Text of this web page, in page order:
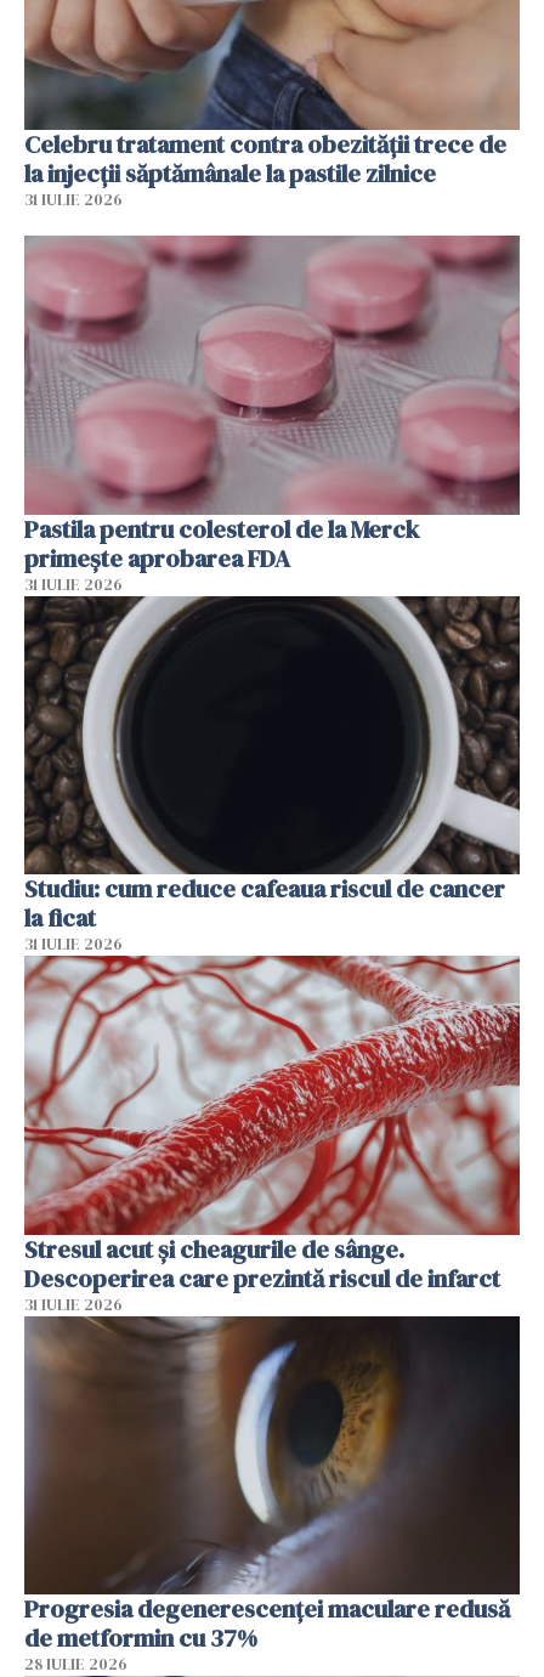
Celebru tratament contra obezității trece de
la injecții săptămânale la pastile zilnice
31 IULIE 2026
Pastila pentru colesterol de la Merck
primește aprobarea FDA
31 IULIE 2026
Studiu: cum reduce cafeaua riscul de cancer
la ficat
31 IULIE 2026
Stresul acut și cheagurile de sânge.
Descoperirea care prezintă riscul de infarct
31 IULIE 2026
Progresia degenerescenței maculare redusă
de metformin cu 37%
28 IULIE 2026